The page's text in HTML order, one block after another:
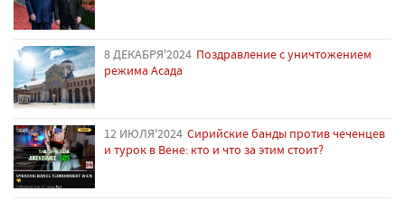
8 ДЕКАБРЯ'2024 Поздравление с уничтожением
режима Асада
12 ИЮЛЯ'2024 Сирийские банды против чеченцев
и турок в Вене: кто и что за этим стоит?